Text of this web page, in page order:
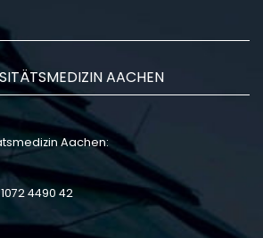
AACHEN
Aachen:
4490 42